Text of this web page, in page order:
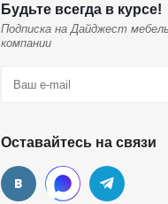
Будьте всегда в курсе!
Подписка на Дайджест
компании
Оставайтесь на связи